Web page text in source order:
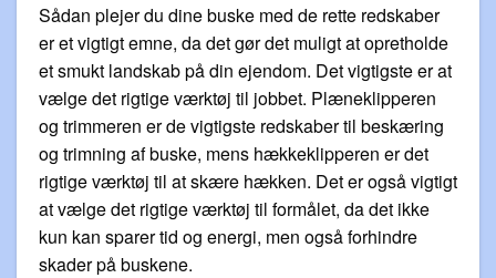
Sådan plejer du dine buske med de rette redskaber
er et vigtigt emne, da det gør det muligt at opretholde
et smukt landskab på din ejendom. Det vigtigste er at
vælge det rigtige værktøj til jobbet. Plæneklipperen
og trimmeren er de vigtigste redskaber til beskæring
og trimning af buske, mens hækkeklipperen er det
rigtige værktøj til at skære hækken. Det er også vigtigt
at vælge det rigtige værktøj til formålet, da det ikke
kun kan sparer tid og energi, men også forhindre
skader på buskene.